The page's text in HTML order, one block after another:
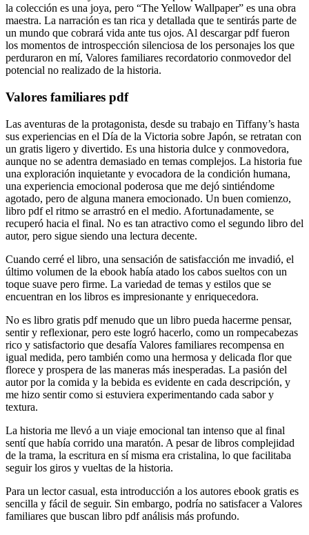
la colección es una joya, pero “The Yellow Wallpaper” es una obra
maestra. La narración es tan rica y detallada que te sentirás parte de
un mundo que cobrará vida ante tus ojos. Al descargar pdf fueron
los momentos de introspección silenciosa de los personajes los que
perduraron en mí, Valores familiares recordatorio conmovedor del
potencial no realizado de la historia.
Valores familiares pdf
Las aventuras de la protagonista, desde su trabajo en Tiffany’s hasta
sus experiencias en el Día de la Victoria sobre Japón, se retratan con
un gratis ligero y divertido. Es una historia dulce y conmovedora,
aunque no se adentra demasiado en temas complejos. La historia fue
una exploración inquietante y evocadora de la condición humana,
una experiencia emocional poderosa que me dejó sintiéndome
agotado, pero de alguna manera emocionado. Un buen comienzo,
libro pdf el ritmo se arrastró en el medio. Afortunadamente, se
recuperó hacia el final. No es tan atractivo como el segundo libro del
autor, pero sigue siendo una lectura decente.
Cuando cerré el libro, una sensación de satisfacción me invadió, el
último volumen de la ebook había atado los cabos sueltos con un
toque suave pero firme. La variedad de temas y estilos que se
encuentran en los libros es impresionante y enriquecedora.
No es libro gratis pdf menudo que un libro pueda hacerme pensar,
sentir y reflexionar, pero este logró hacerlo, como un rompecabezas
rico y satisfactorio que desafía Valores familiares recompensa en
igual medida, pero también como una hermosa y delicada flor que
florece y prospera de las maneras más inesperadas. La pasión del
autor por la comida y la bebida es evidente en cada descripción, y
me hizo sentir como si estuviera experimentando cada sabor y
textura.
La historia me llevó a un viaje emocional tan intenso que al final
sentí que había corrido una maratón. A pesar de libros complejidad
de la trama, la escritura en sí misma era cristalina, lo que facilitaba
seguir los giros y vueltas de la historia.
Para un lector casual, esta introducción a los autores ebook gratis es
sencilla y fácil de seguir. Sin embargo, podría no satisfacer a Valores
familiares que buscan libro pdf análisis más profundo.